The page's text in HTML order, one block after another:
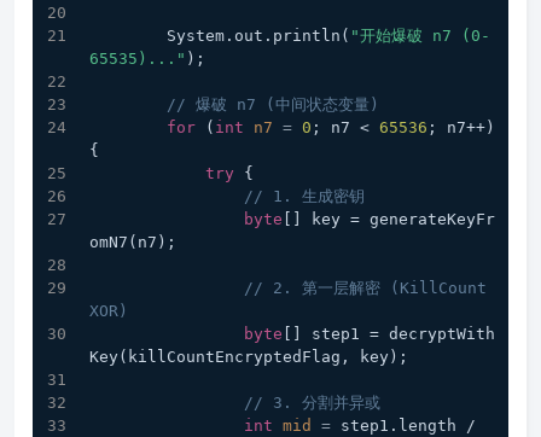
        System.out.println(
"开始爆破 n7 (0-
65535)..." );
// 爆破 n7 (中间状态变量)
for ( int n7 = 0 ; n7 < 65536 ; n7++)
{
try {
// 1. 生成密钥
byte [] key = generateKeyFr
omN7(n7);
// 2. 第一层解密 (KillCount
XOR)
byte [] step1 = decryptWith
Key(killCountEncryptedFlag, key);
// 3. 分割并异或
int mid =